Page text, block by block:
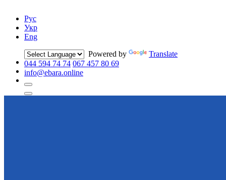
Рус
Укр
Eng
Powered by
Translate
044 594 74 74 067 457 80 69
info@ebara.online